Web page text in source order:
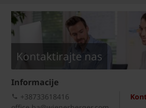
Kontaktirajte nas
Informacije
+38733618416